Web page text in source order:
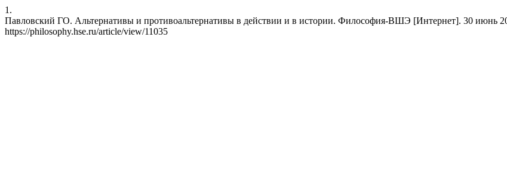
1.
Павловский ГО. Альтернативы и противоальтернативы в действии и в истории. Философия-ВШЭ [Интернет]. 30 июнь
https://philosophy.hse.ru/article/view/11035